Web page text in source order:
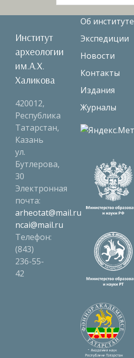
Институт
археологии
им.А.Х.
Халикова
420012,
Республика
Татарстан,
Казань
ул.
Бутлерова,
30
Электронная
почта:
arheotat@mail.ru
ncai@mail.ru
Телефон:
(843)
236-55-
42
Об институте
Экспедиции
Новости
Контакты
Издания
Журналы